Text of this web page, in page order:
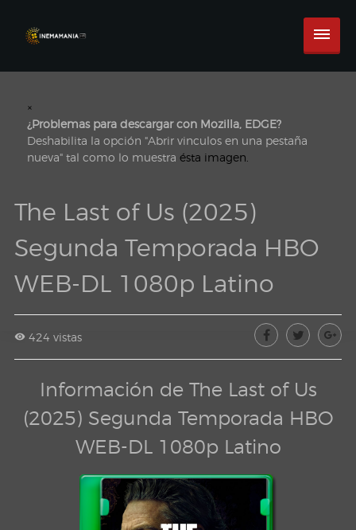
×
¿Problemas para descargar con Mozilla, EDGE?
Deshabilita la opción "Abrir vinculos en una pestaña
nueva" tal como lo muestra ésta imagen.
The Last of Us (2025)
Segunda Temporada HBO
WEB-DL 1080p Latino
424 vistas
Información de The Last of Us
(2025) Segunda Temporada HBO
WEB-DL 1080p Latino